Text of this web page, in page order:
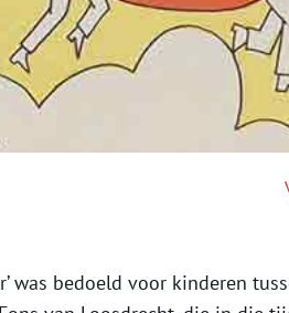
was bedoeld voor kinderen